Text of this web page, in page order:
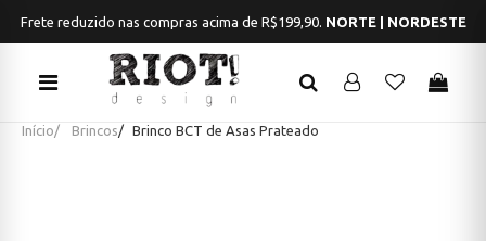
Frete reduzido nas compras acima de R$199,90. NORTE | NORDESTE
Início Brincos Brinco BCT de Asas Prateado